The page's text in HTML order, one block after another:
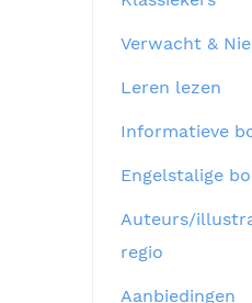
Verwacht &
Leren lezen
Informatieve
Engelstalige
Auteurs/
regio
Aanbiedingen